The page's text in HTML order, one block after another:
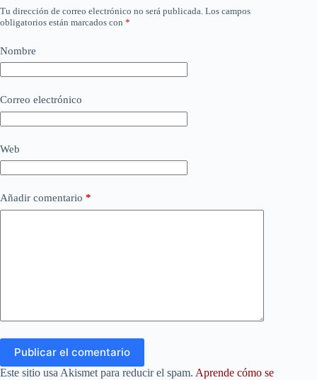
Tu dirección de correo electrónico no será publicada. Los campos
obligatorios están marcados con *
Nombre
Correo electrónico
Web
Añadir comentario *
Publicar el comentario
Este sitio usa Akismet para reducir el spam. Aprende cómo se